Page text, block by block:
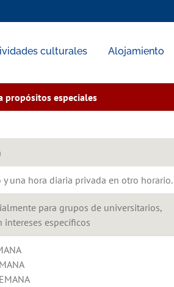
culturales Alojamiento
propósitos especiales
una hora diaria privada en otro horario.
para grupos de universitarios,
intereses específicos